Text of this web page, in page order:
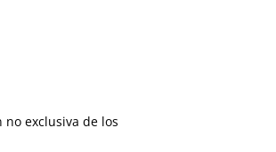
exclusiva de los